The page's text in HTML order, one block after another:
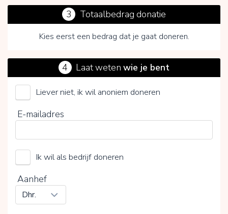
3 Totaalbedrag donatie
Kies eerst een bedrag dat je gaat doneren.
iNSPIRED by iNSPIRATION
Kies je vrijwillige bijdrage
0%
4 Laat wetenwie je bent
Liever niet, ik wil anoniem doneren
E-mailadres
Ik wil als bedrijf doneren
Aanhef